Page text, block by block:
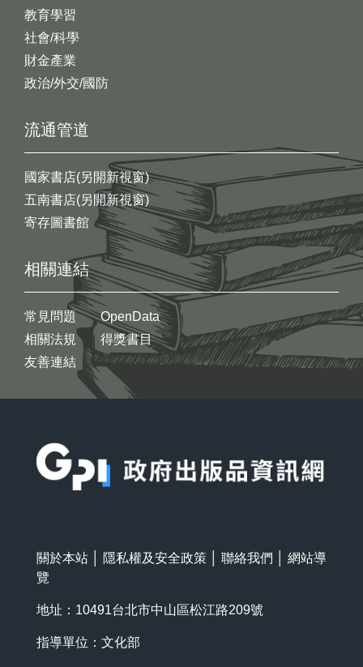
教育學習
社會/科學
財金產業
政治/外交/國防
流通管道
國家書店(另開新視窗)
五南書店(另開新視窗)
寄存圖書館
相關連結
常見問題
相關法規
友善連結
OpenData
得獎書目
關於本站 隱私權及安全政策 聯絡我們
網站導
覽
地址：10491台北市中山區松江路209號
指導單位：文化部